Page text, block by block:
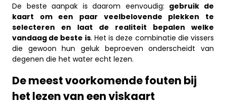
De beste aanpak is daarom eenvoudig: gebruik de
kaart om een paar veelbelovende plekken te
selecteren en laat de realiteit bepalen welke
vandaag de beste is. Het is deze combinatie die vissers
die gewoon hun geluk beproeven onderscheidt van
degenen die het water echt lezen.
De meest voorkomende fouten bij
het lezen van een viskaart